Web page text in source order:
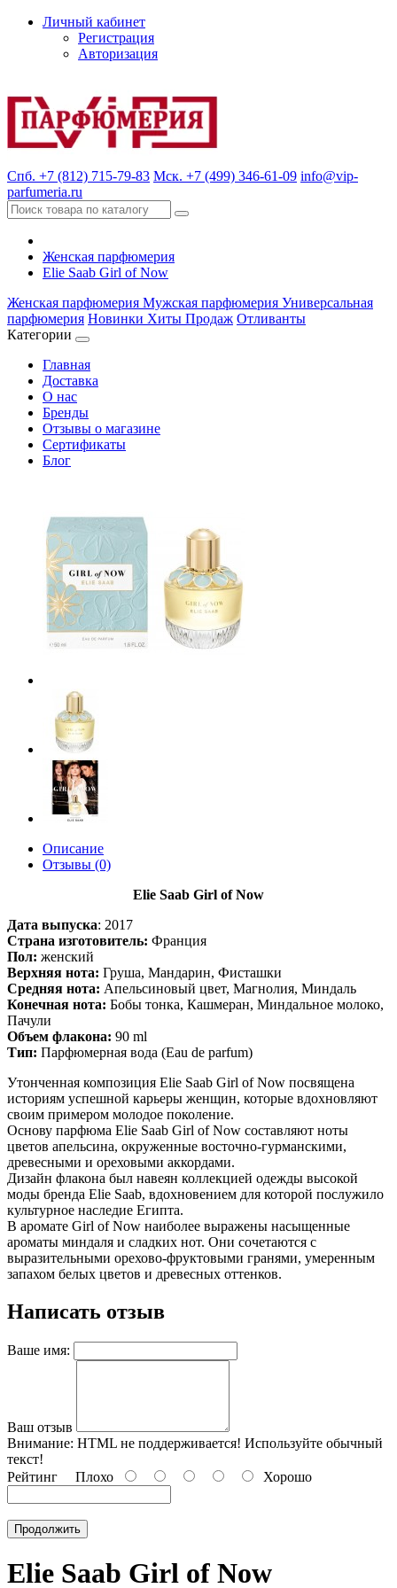
Личный кабинет
Регистрация
Авторизация
Спб. +7 (812) 715-79-83 Мск. +7 (499) 346-61-09 info@vip-
parfumeria.ru
Женская парфюмерия
Elie Saab Girl of Now
Женская парфюмерия Мужская парфюмерия Универсальная
парфюмерия Новинки Хиты Продаж Отливанты
Категории
Главная
Доставка
О нас
Бренды
Отзывы о магазине
Сертификаты
Блог
Описание
Отзывы (0)
Elie Saab Girl of Now
Дата выпуска: 2017
Страна изготовитель: Франция
Пол: женский
Верхняя нота: Груша, Мандарин, Фисташки
Средняя нота: Апельсиновый цвет, Магнолия, Миндаль
Конечная нота: Бобы тонка, Кашмеран, Миндальное молоко,
Пачули
Объем флакона: 90 ml
Тип: Парфюмерная вода (Eau de parfum)
Утонченная композиция Elie Saab Girl of Now посвящена
историям успешной карьеры женщин, которые вдохновляют
своим примером молодое поколение.
Основу парфюма Elie Saab Girl of Now составляют ноты
цветов апельсина, окруженные восточно-гурманскими,
древесными и ореховыми аккордами.
Дизайн флакона был навеян коллекцией одежды высокой
моды бренда Elie Saab, вдохновением для которой послужило
культурное наследие Египта.
В аромате Girl of Now наиболее выражены насыщенные
ароматы миндаля и сладких нот. Они сочетаются с
выразительными орехово-фруктовыми гранями, умеренным
запахом белых цветов и древесных оттенков.
Написать отзыв
Ваше имя:
Ваш отзыв
Внимание: HTML не поддерживается! Используйте обычный
текст!
Рейтинг Плохо Хорошо
Продолжить
Elie Saab Girl of Now